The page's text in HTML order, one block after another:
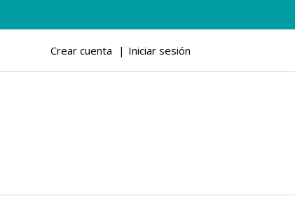
Crear cuenta Iniciar sesión